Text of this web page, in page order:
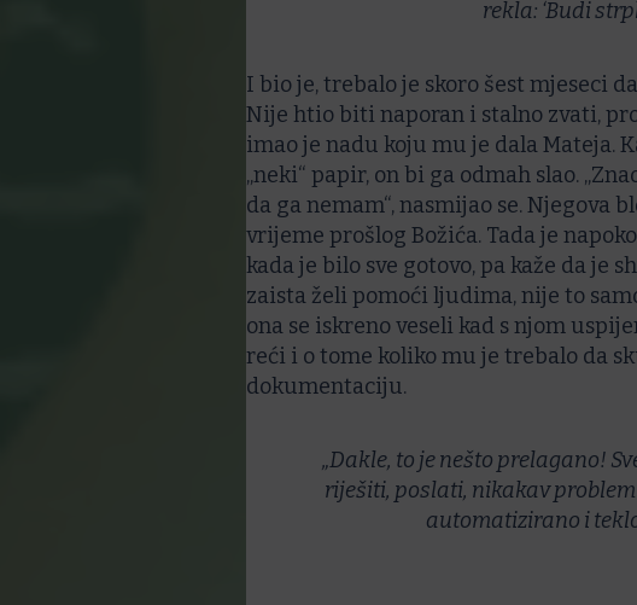
rekla: ‘Budi
I bio je, trebalo je skoro šest mjeseci
Nije htio biti naporan i stalno zvati,
imao je nadu koju mu je dala Mateja.
„neki“ papir, on bi ga odmah slao.
da ga nemam“, nasmijao se. Njegova
vrijeme prošlog Božića. Tada je
kada je bilo sve gotovo, pa kaže da je
zaista želi pomoći ljudima, nije to
ona se iskreno veseli kad s njom
reći i o tome koliko mu je trebalo da
dokumentaciju.
„Dakle, to je nešto prelagano!
riješiti, poslati, nikakav problem
automatizirano i